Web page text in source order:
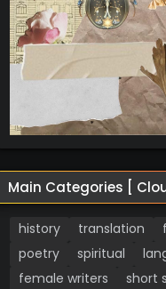
Main Categories [
history translation
poetry
spiritual
female writers
short